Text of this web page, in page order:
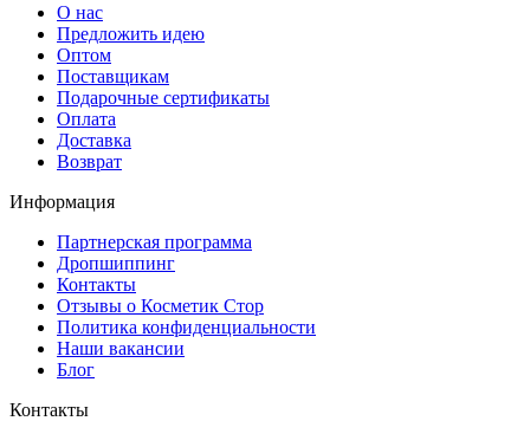
О нас
Предложить идею
Оптом
Поставщикам
Подарочные сертификаты
Оплата
Доставка
Возврат
Информация
Партнерская программа
Дропшиппинг
Контакты
Отзывы о Косметик Стор
Политика конфиденциальности
Наши вакансии
Блог
Контакты